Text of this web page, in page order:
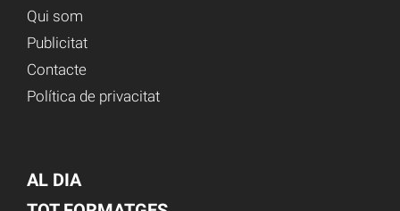
Qui som
Publicitat
Contacte
Política de privacitat
AL DIA